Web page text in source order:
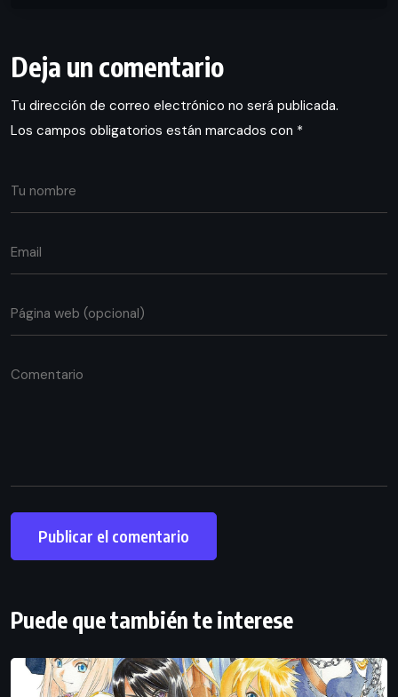
Deja un comentario
Tu dirección de correo electrónico no será publicada.
Los campos obligatorios están marcados con *
Puede que también te interese